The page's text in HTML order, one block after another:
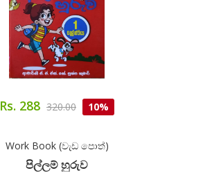
Rs. 288 320.00 10%
Work Book (වැඩ පොත්)
පිල්ලම් හුරුව